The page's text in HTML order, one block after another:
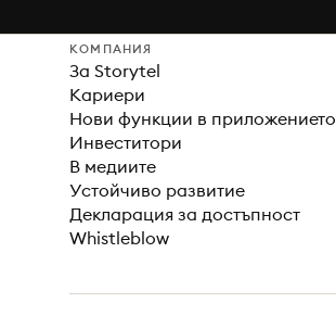
КОМПАНИЯ
За Storytel
Кариери
Нови функции в приложението
Инвеститори
В медиите
Устойчиво развитие
Декларация за достъпност
Whistleblow